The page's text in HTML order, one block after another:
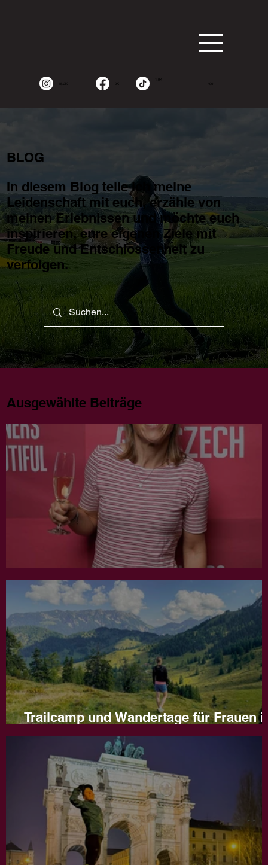
15.2K 2K
1.9K
490
BLOG
In diesem Blog teile ich meine
Leidenschaft mit euch, erzähle von
meinen Erlebnissen und möchte euch
inspirieren, eure eigenen Ziele mit
Freude und Entschlossenheit zu
verfolgen.
Ausgewählte Beiträge
Jahresrückblick 2025
Trailcamp und Wandertage für Frauen
Naturns